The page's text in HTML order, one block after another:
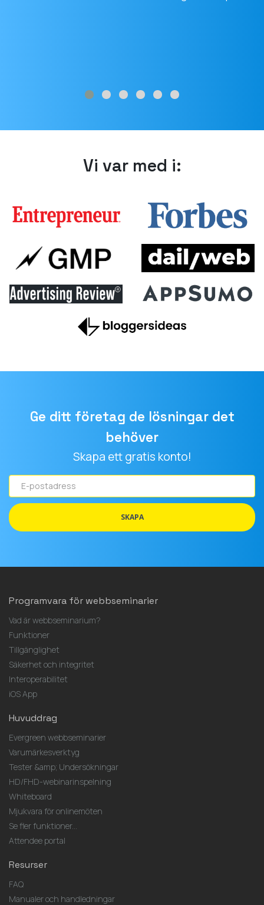
Vi var med i:
Ge ditt företag de lösningar det
behöver
Skapa ett gratis konto!
postadress
SKAPA
Programvara för webbseminarier
Vad är webbseminarium?
Funktioner
Tillgänglighet
Säkerhet och integritet
Interoperabilitet
iOS App
Huvuddrag
Evergreen webbseminarier
Varumärkesverktyg
Tester &amp; Undersökningar
HD/FHD-webinarinspelning
Whiteboard
Mjukvara för onlinemöten
Se fler funktioner...
Attendee portal
Resurser
FAQ
Manualer och handledningar